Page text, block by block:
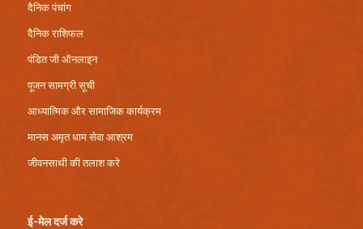
दैनिक पंचांग
दैनिक राशिफल
पंडित जी ऑनलाइन
पूजन सामग्री सूची
आध्यात्मिक और सामाजिक कार्यक्रम
मानस अमृत धाम सेवा आश्रम
जीवनसाथी की तलाश करे
ई-मेल दर्ज करे